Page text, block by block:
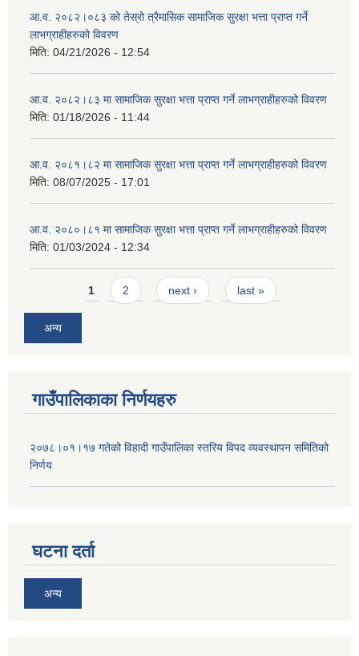
आ.व. २०८२।०८३ को तेस्रो त्रैमासिक सामाजिक सुरक्षा भत्ता प्राप्त गर्ने
लाभग्राहीहरुको विवरण
मिति: 04/21/2026 - 12:54
आ.व. २०८२।८३ मा सामाजिक सुरक्षा भत्ता प्राप्त गर्ने लाभग्राहीहरुको विवरण
मिति: 01/18/2026 - 11:44
आ.व. २०८१।८२ मा सामाजिक सुरक्षा भत्ता प्राप्त गर्ने लाभग्राहीहरुको विवरण
मिति: 08/07/2025 - 17:01
आ.व. २०८०।८१ मा सामाजिक सुरक्षा भत्ता प्राप्त गर्ने लाभग्राहीहरुको विवरण
मिति: 01/03/2024 - 12:34
Pages1 2 next › last »
अन्य
गाउँपालिकाका निर्णयहरु
२०७८।०१।१७ गतेको विहादी गाउँपालिका स्तरिय विपद व्यवस्थापन समितिको
निर्णय
घटना दर्ता
अन्य